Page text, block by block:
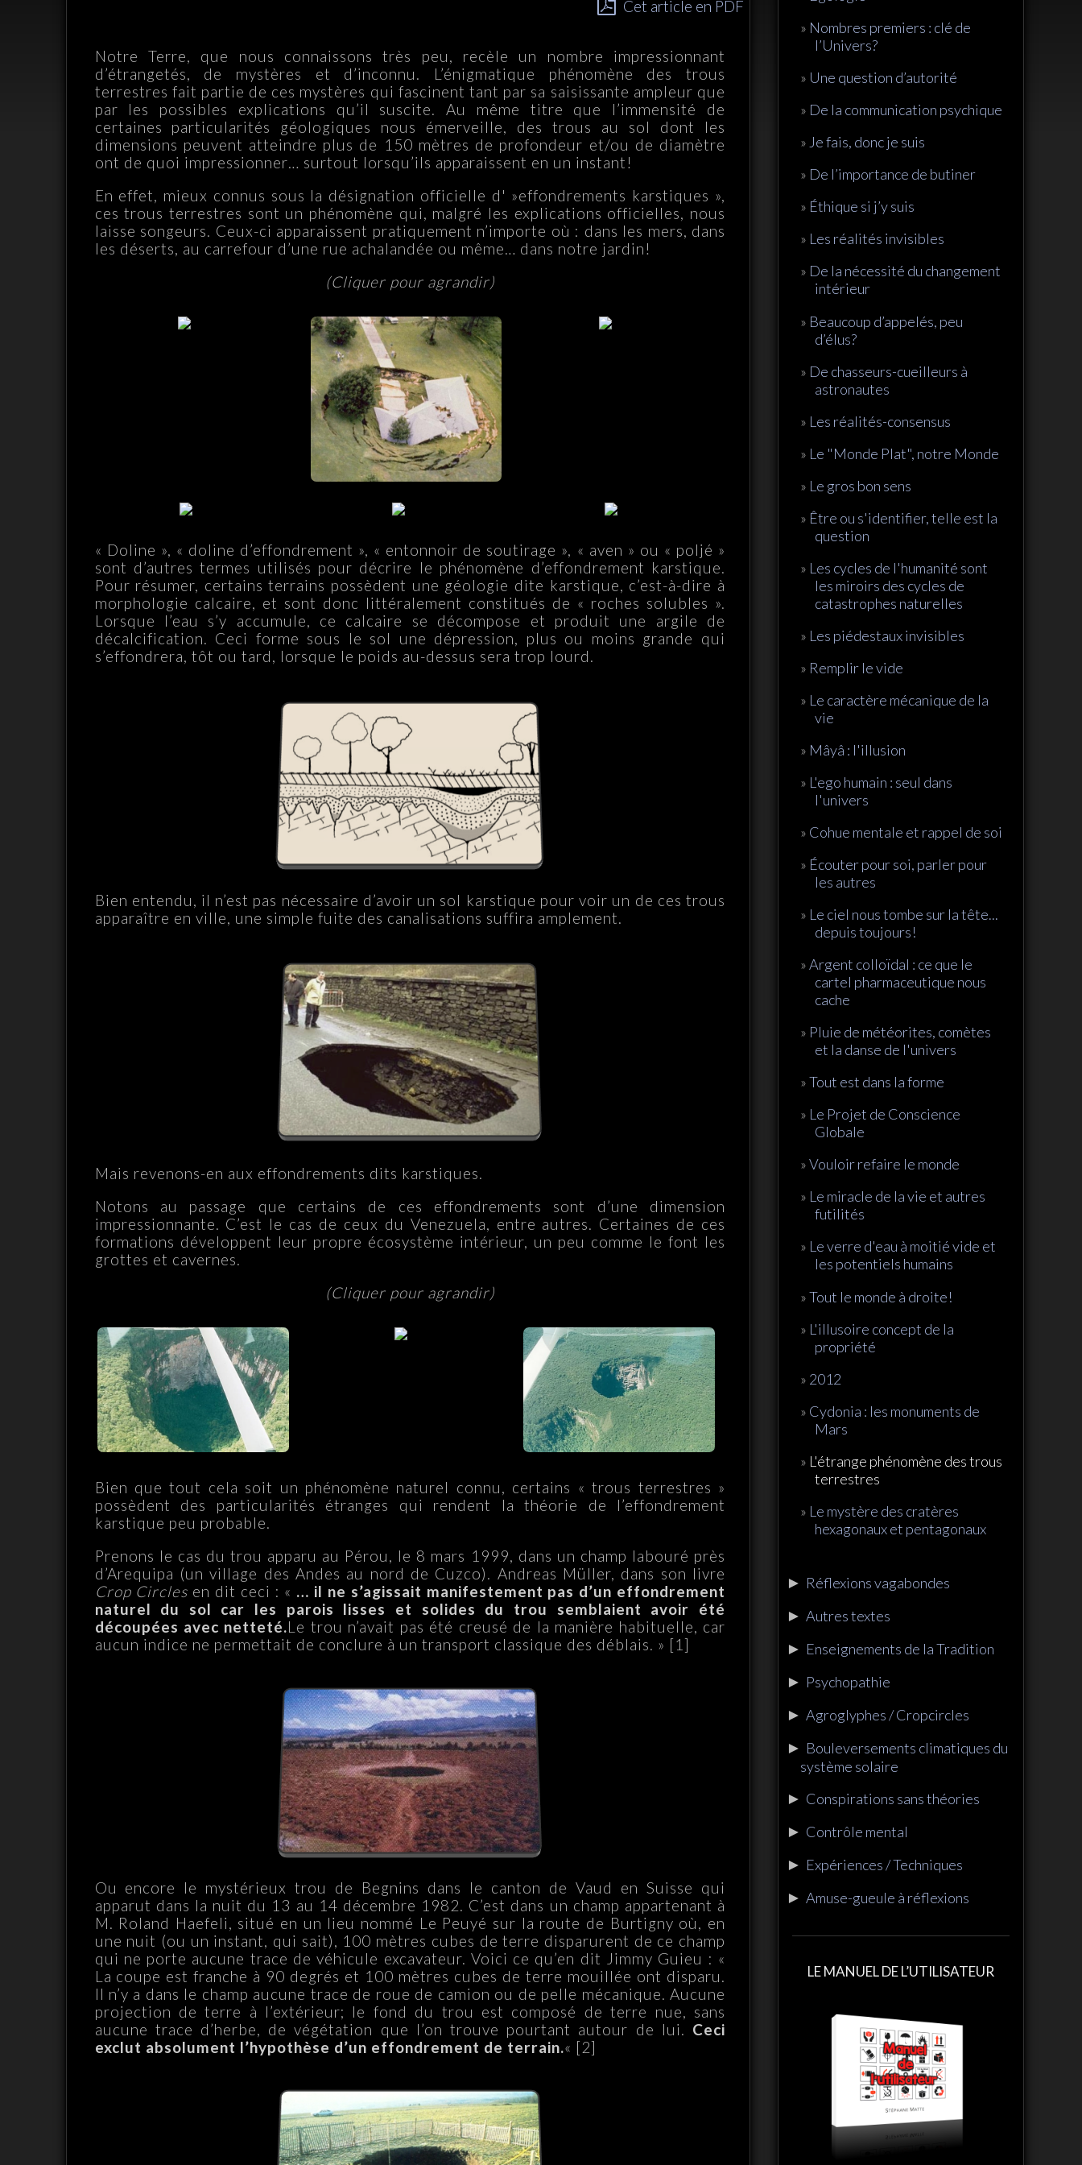
Cet article en PDF
Notre Terre, que nous connaissons très peu, recèle un nombre impressionnant
d’étrangetés, de mystères et d’inconnu. L’énigmatique phénomène des trous
terrestres fait partie de ces mystères qui fascinent tant par sa saisissante ampleur que
par les possibles explications qu’il suscite. Au même titre que l’immensité de
certaines particularités géologiques nous émerveille, des trous au sol dont les
dimensions peuvent atteindre plus de 150 mètres de profondeur et/ou de diamètre
ont de quoi impressionner… surtout lorsqu’ils apparaissent en un instant!
En effet, mieux connus sous la désignation officielle d' »effondrements karstiques »,
ces trous terrestres sont un phénomène qui, malgré les explications officielles, nous
laisse songeurs. Ceux-ci apparaissent pratiquement n’importe où : dans les mers, dans
les déserts, au carrefour d’une rue achalandée ou même… dans notre jardin!
(Cliquer pour agrandir)
« Doline », « doline d’effondrement », « entonnoir de soutirage », « aven » ou « poljé »
sont d’autres termes utilisés pour décrire le phénomène d’effondrement karstique.
Pour résumer, certains terrains possèdent une géologie dite karstique, c’est-à-dire à
morphologie calcaire, et sont donc littéralement constitués de « roches solubles ».
Lorsque l’eau s’y accumule, ce calcaire se décompose et produit une argile de
décalcification. Ceci forme sous le sol une dépression, plus ou moins grande qui
s’effondrera, tôt ou tard, lorsque le poids au-dessus sera trop lourd.
Bien entendu, il n’est pas nécessaire d’avoir un sol karstique pour voir un de ces trous
apparaître en ville, une simple fuite des canalisations suffira amplement.
Mais revenons-en aux effondrements dits karstiques.
Notons au passage que certains de ces effondrements sont d’une dimension
impressionnante. C’est le cas de ceux du Venezuela, entre autres. Certaines de ces
formations développent leur propre écosystème intérieur, un peu comme le font les
grottes et cavernes.
(Cliquer pour agrandir)
Bien que tout cela soit un phénomène naturel connu, certains « trous terrestres »
possèdent des particularités étranges qui rendent la théorie de l’effondrement
karstique peu probable.
Prenons le cas du trou apparu au Pérou, le 8 mars 1999, dans un champ labouré près
d’Arequipa (un village des Andes au nord de Cuzco). Andreas Müller, dans son livre
Crop Circles en dit ceci : « … il ne s’agissait manifestement pas d’un effondrement
naturel du sol car les parois lisses et solides du trou semblaient avoir été
découpées avec netteté.Le trou n’avait pas été creusé de la manière habituelle, car
aucun indice ne permettait de conclure à un transport classique des déblais. » [1]
Ou encore le mystérieux trou de Begnins dans le canton de Vaud en Suisse qui
apparut dans la nuit du 13 au 14 décembre 1982. C’est dans un champ appartenant à
M. Roland Haefeli, situé en un lieu nommé Le Peuyé sur la route de Burtigny où, en
une nuit (ou un instant, qui sait), 100 mètres cubes de terre disparurent de ce champ
qui ne porte aucune trace de véhicule excavateur. Voici ce qu’en dit Jimmy Guieu : «
La coupe est franche à 90 degrés et 100 mètres cubes de terre mouillée ont disparu.
Il n’y a dans le champ aucune trace de roue de camion ou de pelle mécanique. Aucune
projection de terre à l’extérieur; le fond du trou est composé de terre nue, sans
aucune trace d’herbe, de végétation que l’on trouve pourtant autour de lui. Ceci
exclut absolument l’hypothèse d’un effondrement de terrain.« [2]
Nombres premiers : clé de
l’Univers?
Une question d’autorité
De la communication psychique
Je fais, donc je suis
De l’importance de butiner
Éthique si j’y suis
Les réalités invisibles
De la nécessité du changement
intérieur
Beaucoup d’appelés, peu
d’élus?
De chasseurs-cueilleurs à
astronautes
Les réalités-consensus
Le "Monde Plat", notre Monde
Le gros bon sens
Être ou s'identifier, telle est la
question
Les cycles de l'humanité sont
les miroirs des cycles de
catastrophes naturelles
Les piédestaux invisibles
Remplir le vide
Le caractère mécanique de la
vie
Mâyâ : l'illusion
L'ego humain : seul dans
l'univers
Cohue mentale et rappel de soi
Écouter pour soi, parler pour
les autres
Le ciel nous tombe sur la tête...
depuis toujours!
Argent colloïdal : ce que le
cartel pharmaceutique nous
cache
Pluie de météorites, comètes
et la danse de l'univers
Tout est dans la forme
Le Projet de Conscience
Globale
Vouloir refaire le monde
Le miracle de la vie et autres
futilités
Le verre d'eau à moitié vide et
les potentiels humains
Tout le monde à droite!
L'illusoire concept de la
propriété
2012
Cydonia : les monuments de
Mars
L'étrange phénomène des trous
terrestres
Le mystère des cratères
hexagonaux et pentagonaux
► Réflexions vagabondes
► Autres textes
► Enseignements de la Tradition
► Psychopathie
► Agroglyphes / Cropcircles
► Bouleversements climatiques du
système solaire
► Conspirations sans théories
► Contrôle mental
► Expériences / Techniques
► Amuse-gueule à réflexions
LE MANUEL DE L’UTILISATEUR